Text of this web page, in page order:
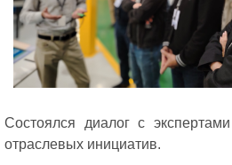
Состоялся диалог с
отраслевых инициатив.